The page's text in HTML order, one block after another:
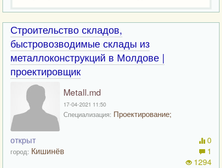
Строительство складов,
быстровозводимые склады из
металлоконструкций в Молдове |
проектировщик
Metall.md
17-04-2021 11:50
Специализация: Проектирование;
открыт
город: Кишинёв
0
1
1294